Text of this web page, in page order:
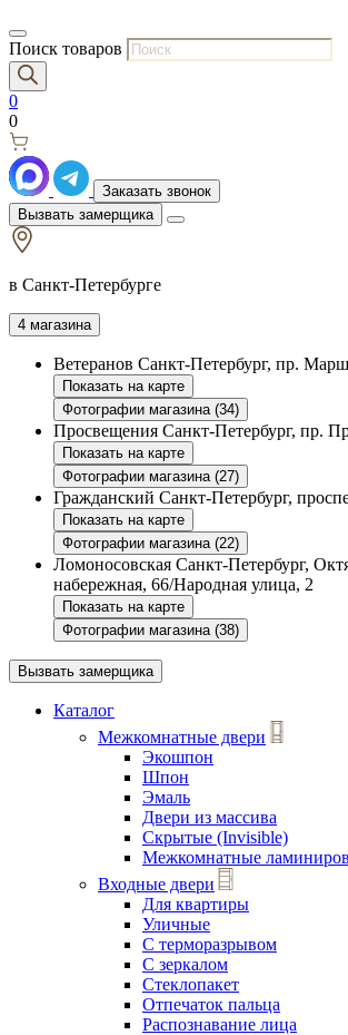
Поиск товаров
0
0
Заказать звонок
Вызвать замерщика
в Санкт-Петербурге
4 магазина
Ветеранов Санкт-Петербург, пр.
Показать на карте
Фотографии магазина (34)
Просвещения Санкт-Петербург, пр.
Показать на карте
Фотографии магазина (27)
Гражданский Санкт-Петербург,
Показать на карте
Фотографии магазина (22)
Ломоносовская Санкт-Петербург,
набережная, 66/Народная улица, 2
Показать на карте
Фотографии магазина (38)
Вызвать замерщика
Каталог
Межкомнатные двери
Экошпон
Шпон
Эмаль
Двери из массива
Скрытые (Invisible)
Межкомнатные
Входные двери
Для квартиры
Уличные
С терморазрывом
С зеркалом
Стеклопакет
Отпечаток пальца
Распознавание лица